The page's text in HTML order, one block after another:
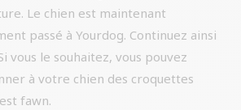
Le chien est maintenant
passé à Yourdog. Continuez ainsi
vous le souhaitez, vous pouvez
à votre chien des croquettes
fawn.